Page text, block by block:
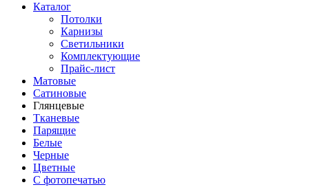
Каталог
Потолки
Карнизы
Светильники
Комплектующие
Прайс-лист
Матовые
Сатиновые
Глянцевые
Тканевые
Парящие
Белые
Черные
Цветные
С фотопечатью